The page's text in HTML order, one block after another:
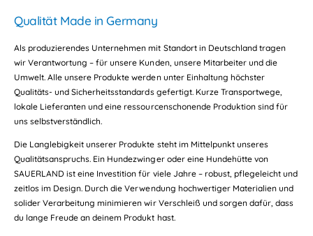
Qualität Made in Germany
Als produzierendes Unternehmen mit Standort in Deutschland tragen
wir Verantwortung – für unsere Kunden, unsere Mitarbeiter und die
Umwelt. Alle unsere Produkte werden unter Einhaltung höchster
Qualitäts- und Sicherheitsstandards gefertigt. Kurze Transportwege,
lokale Lieferanten und eine ressourcenschonende Produktion sind für
uns selbstverständlich.
Die Langlebigkeit unserer Produkte steht im Mittelpunkt unseres
Qualitätsanspruchs. Ein Hundezwinger oder eine Hundehütte von
SAUERLAND ist eine Investition für viele Jahre – robust, pflegeleicht und
zeitlos im Design. Durch die Verwendung hochwertiger Materialien und
solider Verarbeitung minimieren wir Verschleiß und sorgen dafür, dass
du lange Freude an deinem Produkt hast.